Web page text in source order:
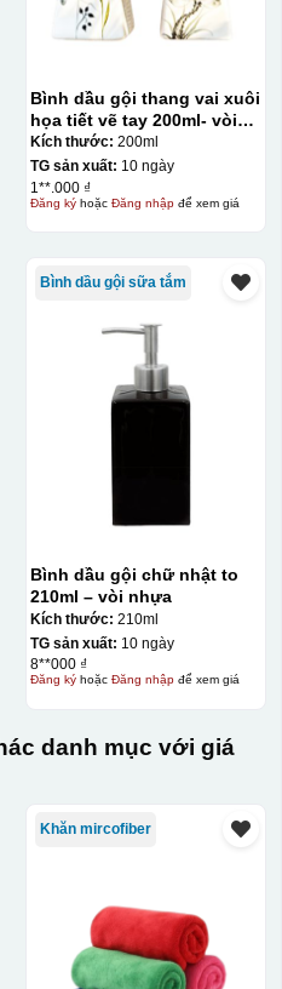
Bình dầu gội thang vai xuôi
họa tiết vẽ tay 200ml- vòi
inox
Kích thước: 200ml
TG sản xuất: 10 ngày
1**.000 ₫
Đăng kýhoặc Đăng nhậpđể xem giá
Bình dầu gội sữa tắm
Bình dầu gội chữ nhật to
210ml – vòi nhựa
Kích thước: 210ml
TG sản xuất: 10 ngày
8**000 ₫
Đăng kýhoặc Đăng nhậpđể xem giá
danh mục với giá
Khăn mircofiber